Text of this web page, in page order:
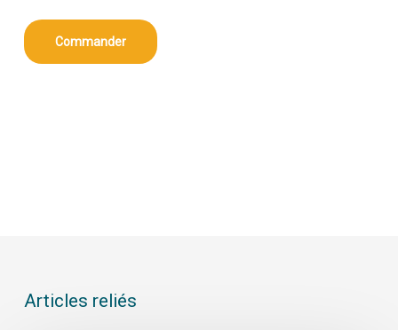
Commander
Articles reliés